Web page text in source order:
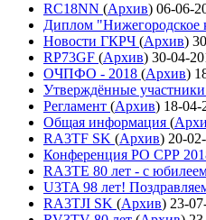
RC18NN (Архив) 06-06-
Диплом "Нижегородское
Новости ГКРЧ (Архив)
RP73GF (Архив) 30-04-
ОЧПФО - 2018 (Архив)
Утверждённые участники
Регламент (Архив) 18-04-
Общая информация (
RA3TF SK (Архив) 20-
Конференция РО СРР
RA3TE 80 лет - с
U3TA 98 лет!
RA3TJI SK (Архив) 23-